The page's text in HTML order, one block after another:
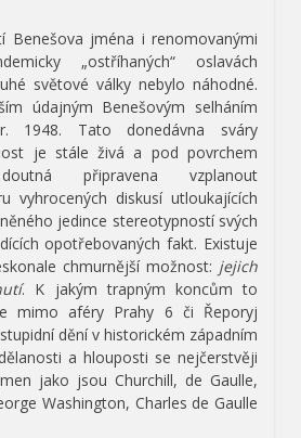
Benešova jména i renomovanými
„ostříhaných“ oslavách
světové války nebylo náhodné.
údajným Benešovým selháním
1948. Tato donedávna sváry
je stále živá a pod povrchem
připravena vzplanout
vyhrocených diskusí utloukajících
jedince stereotypností svých
opotřebovaných fakt. Existuje
chmurnější možnost: jejich
. K jakým trapným koncům to
mimo aféry Prahy 6 či Řeporyj
dění v historickém západním
a hlouposti se nejčerstvěji
jako jsou Churchill, de Gaulle,
Washington, Charles de Gaulle